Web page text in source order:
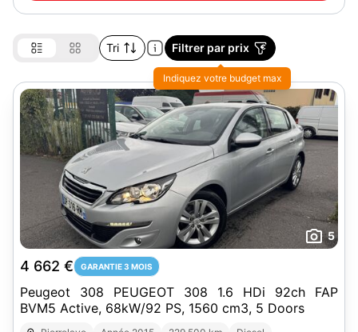
Tri Filtrer par prix
5
4 662 € GARANTIE 3 MOIS
Peugeot 308 PEUGEOT 308 1.6 HDi 92ch FAP
BVM5 Active, 68kW/92 PS, 1560 cm3, 5 Doors